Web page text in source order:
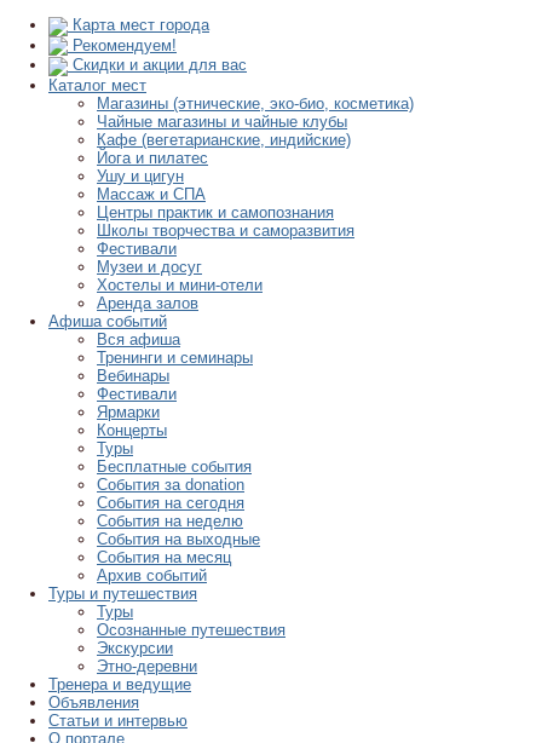
Карта мест города
Рекомендуем!
Скидки и акции для вас
Каталог мест
Магазины (этнические, эко-био, косметика)
Чайные магазины и чайные клубы
Кафе (вегетарианские, индийские)
Йога и пилатес
Ушу и цигун
Массаж и СПА
Центры практик и самопознания
Школы творчества и саморазвития
Фестивали
Музеи и досуг
Хостелы и мини-отели
Аренда залов
Афиша событий
Вся афиша
Тренинги и семинары
Вебинары
Фестивали
Ярмарки
Концерты
Туры
Бесплатные события
События за donation
События на сегодня
События на неделю
События на выходные
События на месяц
Архив событий
Туры и путешествия
Туры
Осознанные путешествия
Экскурсии
Этно-деревни
Тренера и ведущие
Объявления
Статьи и интервью
О портале